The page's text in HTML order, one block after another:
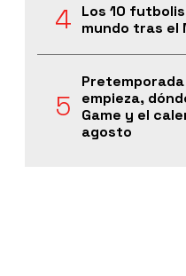
Los 10
mundo tras el
empieza,
Game y el
agosto